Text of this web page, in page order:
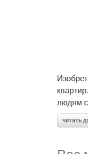
людям
читать